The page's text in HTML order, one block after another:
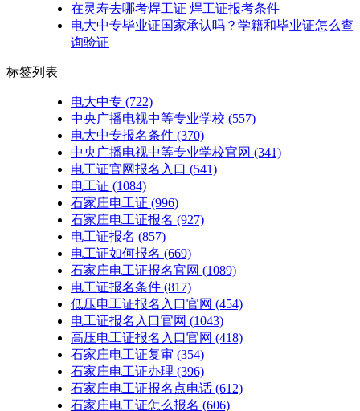
在灵寿去哪考焊工证 焊工证报考条件
电大中专毕业证国家承认吗？学籍和毕业证怎么查
询验证
标签列表
电大中专 (722)
中央广播电视中等专业学校 (557)
电大中专报名条件 (370)
中央广播电视中等专业学校官网 (341)
电工证官网报名入口 (541)
电工证 (1084)
石家庄电工证 (996)
石家庄电工证报名 (927)
电工证报名 (857)
电工证如何报名 (669)
石家庄电工证报名官网 (1089)
电工证报名条件 (817)
低压电工证报名入口官网 (454)
电工证报名入口官网 (1043)
高压电工证报名入口官网 (418)
石家庄电工证复审 (354)
石家庄电工证办理 (396)
石家庄电工证报名点电话 (612)
石家庄电工证怎么报名 (606)